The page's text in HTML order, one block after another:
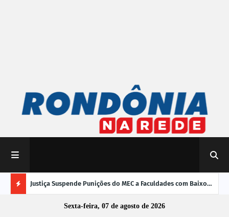
Justiça Suspende Punições do MEC a Faculdades com Baixo
Desempenho no Enamed
Sexta-feira, 07 de agosto de 2026